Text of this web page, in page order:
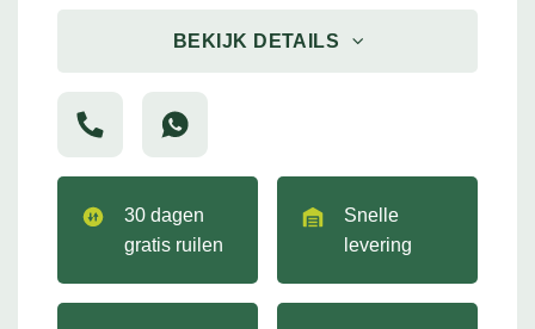
BEKIJK DETAILS
30 dagen
gratis ruilen
Snelle
levering